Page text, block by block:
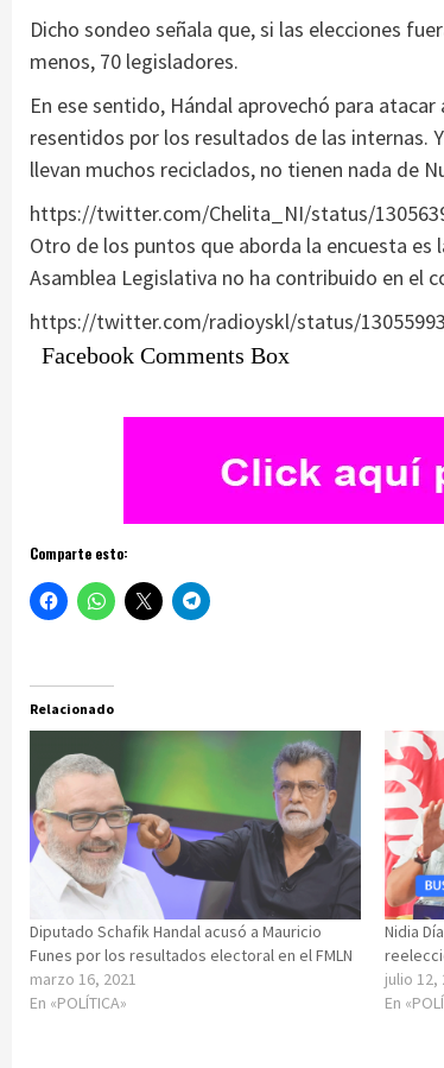
Dicho sondeo señala que, si las elecciones
menos, 70 legisladores.
En ese sentido, Hándal aprovechó para
resentidos por los resultados de las internas.
llevan muchos reciclados, no tienen nada de
https://twitter.com/Chelita_NI/status/
Otro de los puntos que aborda la encuesta es
Asamblea Legislativa no ha contribuido en el
https://twitter.com/radioyskl/status/
Facebook Comments Box
Comparte esto:
Relacionado
Diputado Schafik Handal acusó a Mauricio
Funes por los resultados electoral en el FMLN
marzo 16, 2021
En «POLÍTICA»
Nidia
julio 12,
En